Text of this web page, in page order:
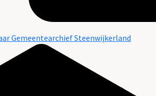
Gemeentearchief Steenwijkerland